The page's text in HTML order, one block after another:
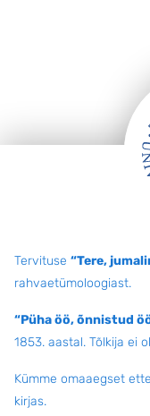
Tervituse “Tere,
rahvaetümoloogiast.
“Püha öö, õnnistud
1853. aastal. Tõlkija ei
Kümme omaaegset
kirjas.